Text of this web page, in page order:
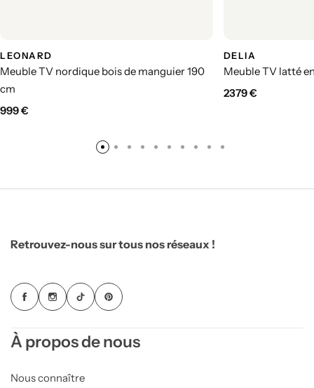
LEONARD
Meuble TV nordique bois de manguier 190
cm
999€
DELIA
Meuble TV latté
2379€
Retrouvez-nous sur tous nos réseaux !
À propos de nous
Nous connaître